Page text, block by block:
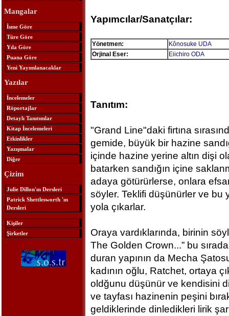
Mangalar
İsme Göre
Türe Göre
Yıla Göre
Puana Göre
Yeni Yayımlanacaklar
Yazılar
İncelemeler
Röportajlar
Detaylı Tanıtımlar
Kitap İncelemeleri
Etkinlikler
Yazışmalar
Diğer
Çizim
Julie Dillon'ın Dersleri
Patrick Shettlesworth 'ın
Dersleri
Kişiler
Şirketler
Yapımcılar/Sanatçılar:
Yönetmen:
Kônosuke UDA
Orjinal Eser:
Eiichiro ODA
Tanıtım:
"Grand Line"daki firtına
gemide, büyük bir hazine
içinde hazine yerine altın dişi
batarken sandığın içine
adaya götürürlerse, onlara
söyler. Teklifi düşünürler ve
yola çıkarlar.
Oraya vardıklarında, birinin
The Golden Crown...” bu
duran yapının da Mecha
kadının oğlu, Ratchet, ortaya
oldğunu düşünür ve kendisini
ve tayfası hazinenin peşini
geldiklerinde dinledikleri lirik